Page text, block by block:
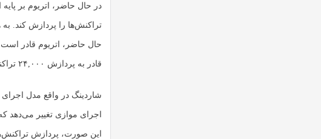
در حال حاضر، اتریوم بر
تراکنش‌ها را پردازش کند. به
قادر به پردازش ۲۴,۰۰۰ تراکنش در ثانیه است.
شاردینگ در واقع مدل
اجرای موازی تغییر می‌دهد
این صورت، پردازش